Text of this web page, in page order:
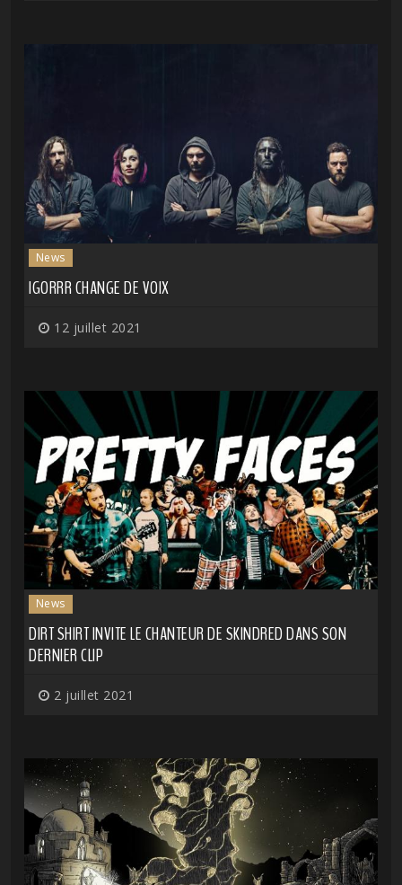
News
IGORRR CHANGE DE VOIX
12 juillet 2021
News
DIRT SHIRT INVITE LE CHANTEUR DE SKINDRED DANS SON
DERNIER CLIP
2 juillet 2021